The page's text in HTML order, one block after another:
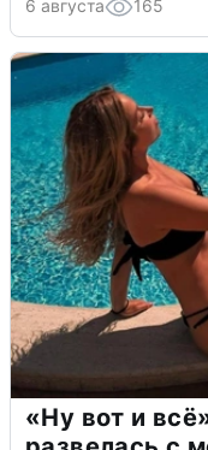
6 августа 165
«Ну вот и